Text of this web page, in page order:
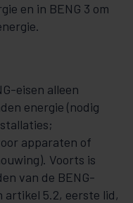
en in BENG 3 om
eisen alleen
energie (nodig
apparaten of
Voorts is
van de BENG-
artikel 5.2, eerste lid,